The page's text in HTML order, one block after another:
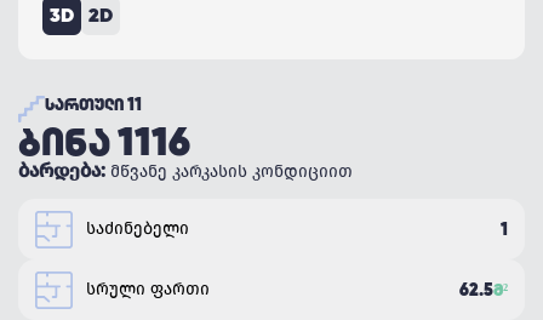
3D 2D
ᲡᲐᲠᲗᲣᲚᲘ 11
ᲑᲘᲜᲐ 1116
ბარდება: მწვანე კარკასის კონდიციით
საძინებელი 1
სრული ფართი 62.5Მ²